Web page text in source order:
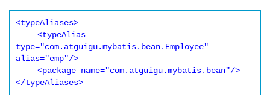
<typeAliases>
type="com.atguigu.mybatis.bean.Employee"
alias="emp"/>
<package name="com.atguigu.mybatis.bean"/>
</typeAliases>